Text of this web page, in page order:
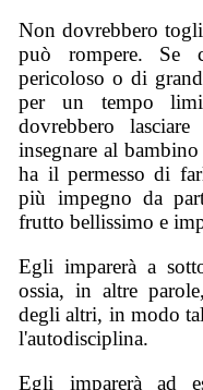
Non dovrebbero
può rompere. Se
pericoloso o di
per un tempo
dovrebbero
insegnare al
ha il permesso di
più impegno da
frutto bellissimo e
Egli imparerà a
ossia, in altre
degli altri, in modo
l'autodisciplina.
Egli imparerà ad